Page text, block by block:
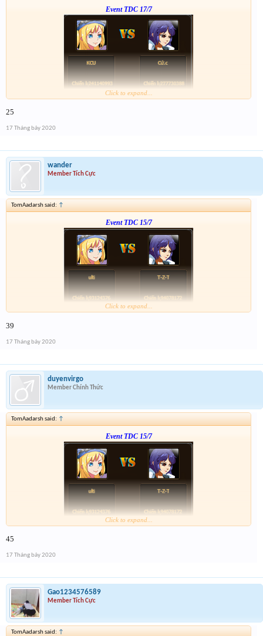
Event TDC 17/7
Click to expand...
25
17 Tháng bảy 2020
wander
Member Tích Cực
TomAadarsh said: ↑
Event TDC 15/7
Click to expand...
39
17 Tháng bảy 2020
duyenvirgo
Member Chính Thức
TomAadarsh said: ↑
Event TDC 15/7
Click to expand...
45
17 Tháng bảy 2020
Gao1234576589
Member Tích Cực
TomAadarsh said: ↑